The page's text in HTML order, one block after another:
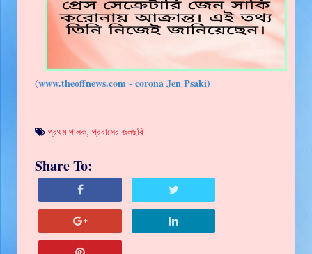
(www.theoffnews.com - corona Jen Psaki)
প্রথম পালক, প্রবাসের জলছবি
Share To: